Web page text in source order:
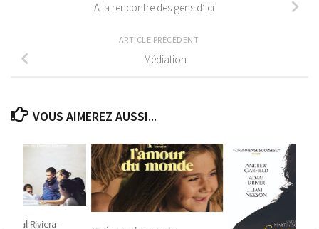
A la rencontre des gens d’ici
ARTICLE PRÉCÉDENT
Médiation
VOUS AIMEREZ AUSSI...
Riviera-